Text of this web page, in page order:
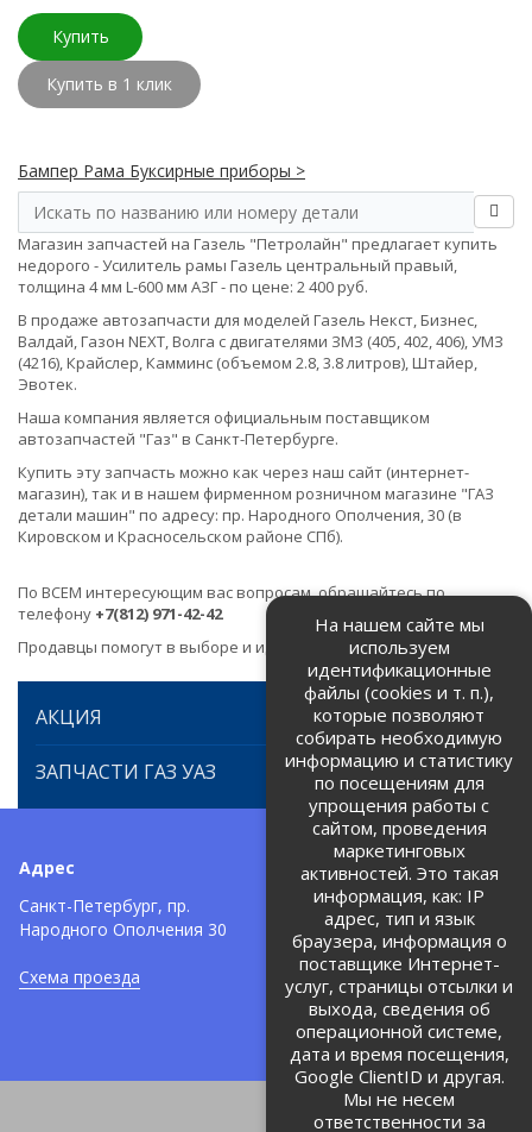
Купить
Купить в 1 клик
Бампер Рама Буксирные приборы >
Магазин запчастей на Газель "Петролайн" предлагает купить
недорого - Усилитель рамы Газель центральный правый,
толщина 4 мм L-600 мм АЗГ - по цене: 2 400 руб.
В продаже автозапчасти для моделей Газель Некст, Бизнес,
Валдай, Газон NEXT, Волга с двигателями ЗМЗ (405, 402, 406), УМЗ
(4216), Крайслер, Камминс (объемом 2.8, 3.8 литров), Штайер,
Эвотек.
Наша компания является официальным поставщиком
автозапчастей "Газ" в Санкт-Петербурге.
Купить эту запчасть можно как через наш сайт (интернет-
магазин), так и в нашем фирменном розничном магазине "ГАЗ
детали машин" по адресу: пр. Народного Ополчения, 30 (в
Кировском и Красносельском районе СПб).
По ВСЕМ интересующим вас вопросам, обращайтесь по
телефону +7(812) 971-42-42
Продавцы помогут в выборе и идентификации товара.
АКЦИЯ
ЗАПЧАСТИ ГАЗ УАЗ
Адрес
Санкт-Петербург, пр.
Народного Ополчения 30
Схема проезда
Телефоны:
+7 (812) 971-42-42
Политика об обработке и
защите персональных данных
Соглашение на обработку
персональных данных
На нашем сайте мы
используем
идентификационные
файлы (cookies и т. п.),
которые позволяют
собирать необходимую
информацию и статистику
по посещениям для
упрощения работы с
сайтом, проведения
маркетинговых
активностей. Это такая
информация, как: IP
адрес, тип и язык
браузера, информация о
поставщике Интернет-
услуг, страницы отсылки и
выхода, сведения об
операционной системе,
дата и время посещения,
Google ClientID и другая.
Мы не несем
ответственности за